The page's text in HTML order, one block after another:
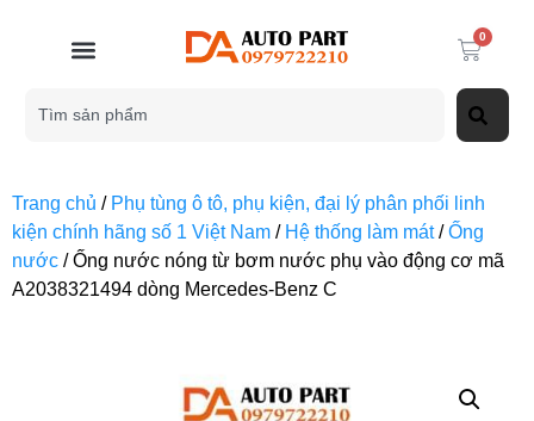
0
Trang chủ / Phụ tùng ô tô, phụ kiện, đại lý phân phối linh
kiện chính hãng số 1 Việt Nam / Hệ thống làm mát/Ống
nước / Ống nước nóng từ bơm nước phụ vào động cơ mã
A2038321494 dòng Mercedes-Benz C